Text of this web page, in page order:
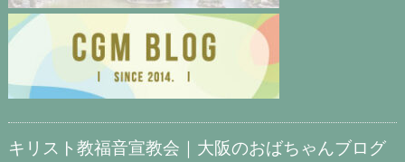
キリスト教福音宣教会｜大阪のおばちゃんブログ